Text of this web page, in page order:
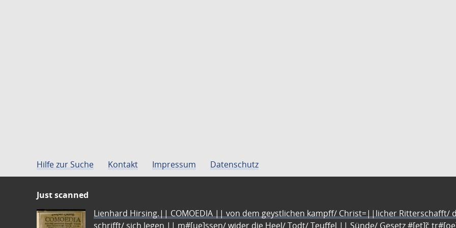
Hilfe zur Suche Kontakt Impressum Datenschutz
Just scanned
Lienhard Hirsing.|| COMOEDIA || von dem geystlichen kampff/ Christ=||licher Ritterschafft/
schrifft/ sich legen || m#[ue]ssen/ wider die Heel/ Todt/ Teuffel || Sünde/ Gesetz #[et]c̃